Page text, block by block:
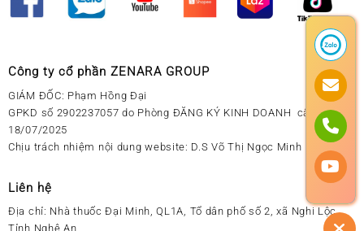
Công ty cổ phần ZENARA GROUP
GIÁM ĐỐC: Phạm Hồng Đại
GPKD số 2902237057 do Phòng ĐĂNG KÝ KINH DOANH cấp ngày
18/07/2025
Chịu trách nhiệm nội dung website: D.S Võ Thị Ngọc Minh
Liên hệ
Địa chỉ: Nhà thuốc Đại Minh, QL1A, Tổ dân phố số 2, xã Nghi Lộc,
Tỉnh Nghệ An